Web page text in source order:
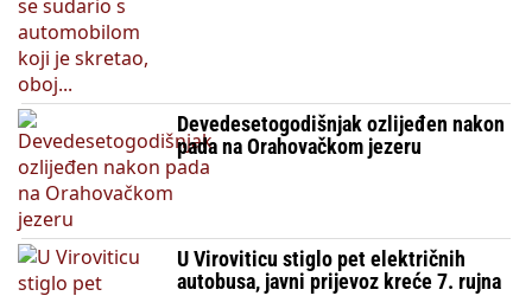
Devedesetogodišnjak ozlijeđen nakon
pada na Orahovačkom jezeru
U Viroviticu stiglo pet električnih
autobusa, javni prijevoz kreće 7. rujna